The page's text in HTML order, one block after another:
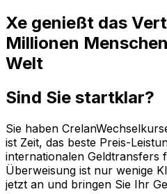
Xe genießt das
Millionen
Welt
Sind Sie startklar?
Sie haben
ist Zeit, das beste Preis-
internationalen Geldtransfers
Überweisung ist nur wenige
jetzt an und bringen Sie Ihr